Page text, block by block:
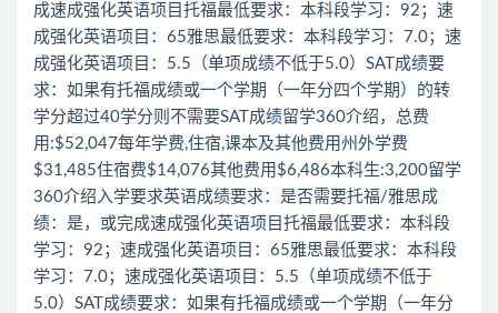
成速成强化英语项目托福最低要求：本科段学习：92；速
成强化英语项目：65雅思最低要求：本科段学习：7.0；速
成强化英语项目：5.5（单项成绩不低于5.0）SAT成绩要
求：如果有托福成绩或一个学期（一年分四个学期）的转
学分超过40学分则不需要SAT成绩留学360介绍，总费
用:$52,047每年学费,住宿,课本及其他费用州外学费
$31,485住宿费$14,076其他费用$6,486本科生:3,200留学
360介绍入学要求英语成绩要求：是否需要托福/雅思成
绩：是，或完成速成强化英语项目托福最低要求：本科段
学习：92；速成强化英语项目：65雅思最低要求：本科段
学习：7.0；速成强化英语项目：5.5（单项成绩不低于
5.0）SAT成绩要求：如果有托福成绩或一个学期（一年分